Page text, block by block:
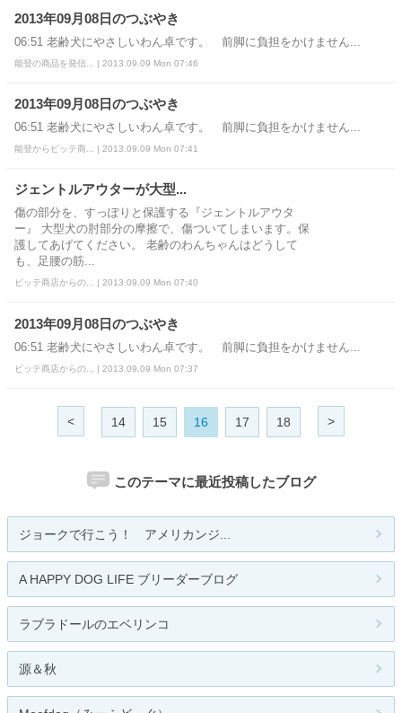
2013年09月08日のつぶやき
06:51 老齢犬にやさしいわん卓です。 前脚に負担をかけません...
能登の商品を発信... | 2013.09.09 Mon 07:46
2013年09月08日のつぶやき
06:51 老齢犬にやさしいわん卓です。 前脚に負担をかけません...
能登からビッテ商... | 2013.09.09 Mon 07:41
ジェントルアウターが大型...
傷の部分を、すっぽりと保護する『ジェントルアウタ
ー』 大型犬の肘部分の摩擦で、傷ついてしまいます。保
護してあげてください。 老齢のわんちゃんはどうして
も、足腰の筋...
ビッテ商店からの... | 2013.09.09 Mon 07:40
2013年09月08日のつぶやき
06:51 老齢犬にやさしいわん卓です。 前脚に負担をかけません...
ビッテ商店からの... | 2013.09.09 Mon 07:37
< 14 15 16 17 18 >
このテーマに最近投稿したブログ
ジョークで行こう！ アメリカンジ...
A HAPPY DOG LIFE ブリーダーブログ
ラブラドールのエベリンコ
源＆秋